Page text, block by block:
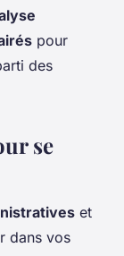
pour
des
se
et
dans vos